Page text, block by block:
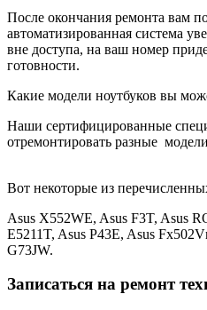
После окончания ремонта вам
автоматизированная система
вне доступа, на ваш номер
готовности.
Какие модели ноутбуков вы
Наши сертифицированные
отремонтировать разные
Вот некоторые из
Asus X552WE, Asus F3T, Asus
E5211T, Asus P43E, Asus
G73JW.
Записаться на ремонт